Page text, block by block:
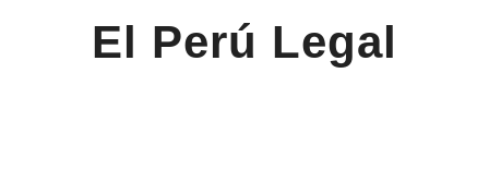
El Perú Legal